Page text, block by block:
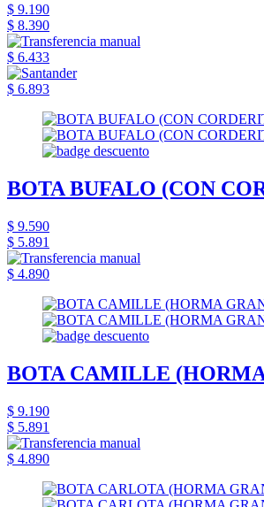
$ 9.190
$ 8.390
$ 6.433
$ 6.893
BOTA BUFALO (CON
$ 9.590
$ 5.891
$ 4.890
BOTA CAMILLE
$ 9.190
$ 5.891
$ 4.890